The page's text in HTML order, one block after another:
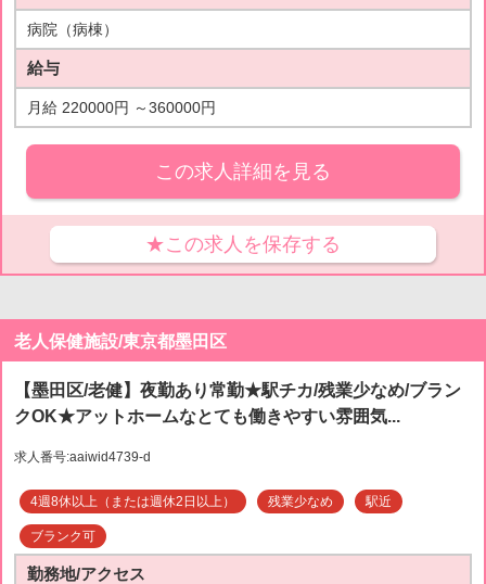
病院（病棟）
給与
月給 220000円 ～360000円
この求人詳細を見る
★この求人を保存する
老人保健施設/東京都墨田区
【墨田区/老健】夜勤あり常勤★駅チカ/残業少なめ/ブラン
クOK★アットホームなとても働きやすい雰囲気...
求人番号:aaiwid4739-d
4週8休以上（または週休2日以上） 残業少なめ 駅近
ブランク可
勤務地/アクセス